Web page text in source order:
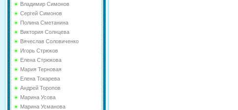
Владимир Симонов
Сергей Симонов
Полина Сметанина
Виктория Солнцева
Вячеслав Соловиченко
Игорь Стрюков
Елена Стрюкова
Мария Терновая
Елена Токарева
Андрей Торопов
Марина Усова
Марина Усманова